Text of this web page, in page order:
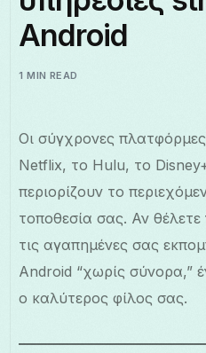
Ελληνικά
Android
1 MIN READ
Οι σύγχρονες
Netflix, το Hulu, το
περιορίζουν το
τοποθεσία σας. Αν
τις αγαπημένες σας
Android “χωρίς σύνορα,”
ο καλύτερος φίλος σας.